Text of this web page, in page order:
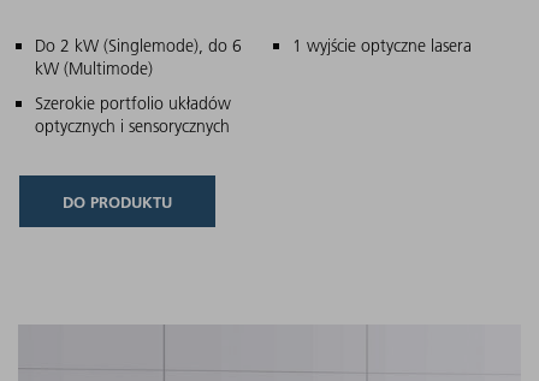
Główne cechy
Do 2 kW (Singlemode), do 6
kW (Multimode)
1 wyjście optyczne lasera
Szerokie portfolio układów
optycznych i sensorycznych
DO PRODUKTU